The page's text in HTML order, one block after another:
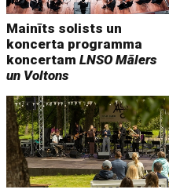
Mainīts solists un
koncerta programma
koncertamLNSO Mālers
un Voltons